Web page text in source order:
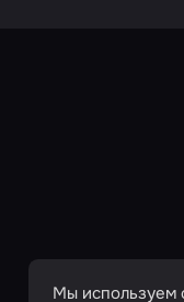
Мы используем